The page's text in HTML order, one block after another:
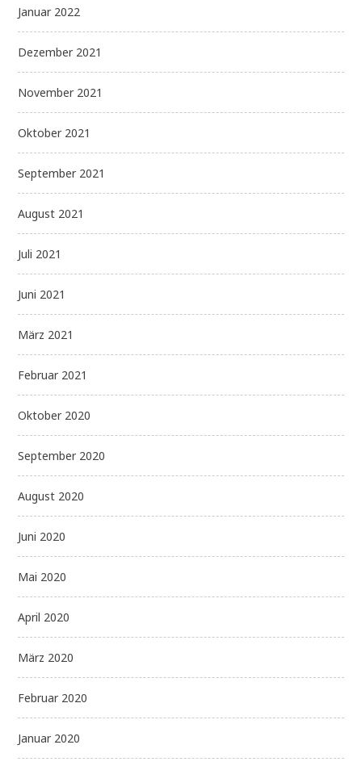
Januar 2022
Dezember 2021
November 2021
Oktober 2021
September 2021
August 2021
Juli 2021
Juni 2021
März 2021
Februar 2021
Oktober 2020
September 2020
August 2020
Juni 2020
Mai 2020
April 2020
März 2020
Februar 2020
Januar 2020